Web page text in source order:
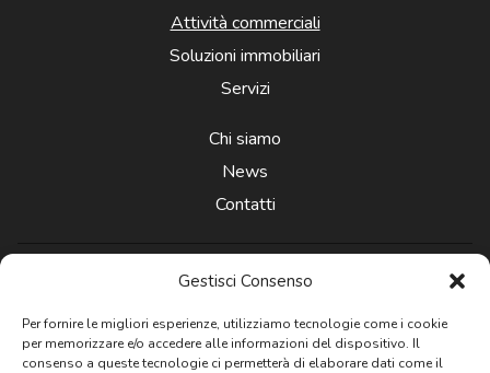
Gestisci Consenso
Per fornire le migliori esperienze, utilizziamo tecnologie come i cookie
per memorizzare e/o accedere alle informazioni del dispositivo. Il
consenso a queste tecnologie ci permetterà di elaborare dati come il
Attività commerciali
Soluzioni immobiliari
Servizi
Chi siamo
News
Contatti
Newsletter